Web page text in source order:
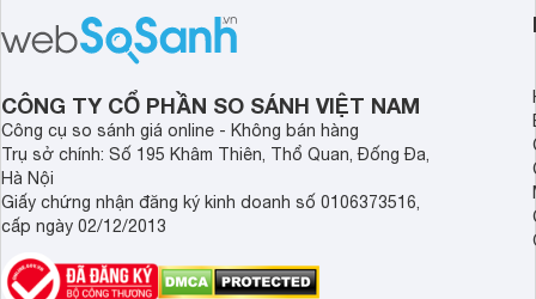
CÔNG TY CỔ PHẦN SO SÁNH VIỆT NAM
Công cụ so sánh giá online - Không bán hàng
Trụ sở chính: Số 195 Khâm Thiên, Thổ Quan, Đống Đa,
Hà Nội
Giấy chứng nhận đăng ký kinh doanh số 0106373516,
cấp ngày 02/12/2013